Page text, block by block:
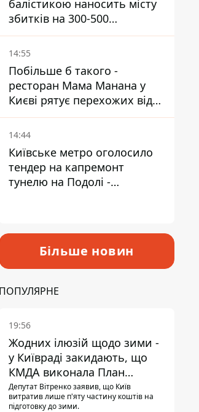
балістикою наносить місту
збитків на 300-500
мільйонів - Петро
Пантелеєв
14:55
Побільше б такого -
ресторан Мама Манана у
Києві рятує перехожих від
спеки
14:44
Київське метро оголосило
тендер на капремонт
тунелю на Подолі -
Більше новин
ПОПУЛЯРНЕ
19:56
Жодних ілюзій щодо зими -
у Київраді закидають, що
КМДА виконала План
стійкості на 20%
Депутат Вітренко заявив, що Київ
витратив лише п'яту частину коштів на
підготовку до зими.